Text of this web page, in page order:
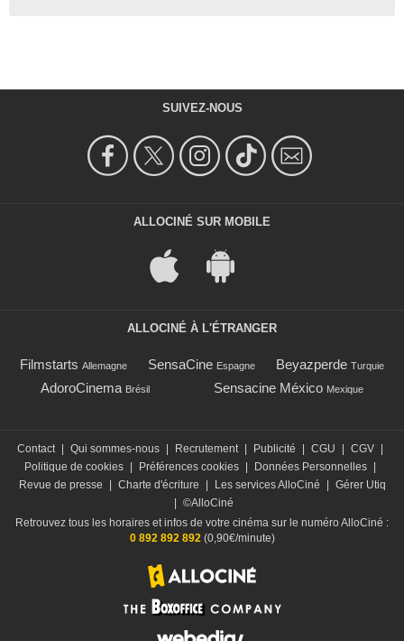
SUIVEZ-NOUS
ALLOCINÉ SUR MOBILE
ALLOCINÉ À L'ÉTRANGER
Filmstarts Allemagne SensaCine Espagne Beyazperde Turquie
AdoroCinema Brésil Sensacine México Mexique
Contact | Qui sommes-nous | Recrutement | Publicité | CGU | CGV |
Politique de cookies | Préférences cookies | Données Personnelles |
Revue de presse
| Charte d'écriture | Les services AlloCiné | Gérer Utiq
| ©AlloCiné
Retrouvez tous les horaires et infos de votre cinéma sur le numéro AlloCiné :
0 892 892 892 (0,90€/minute)